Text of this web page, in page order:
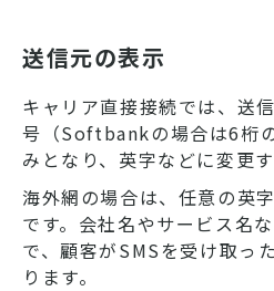
送信元の表示
キャリア直接接続では、送
号（Softbankの場合は6桁
みとなり、英字などに変更
海外網の場合は、任意の英
です。会社名やサービス名
で、顧客がSMSを受け取っ
ります。